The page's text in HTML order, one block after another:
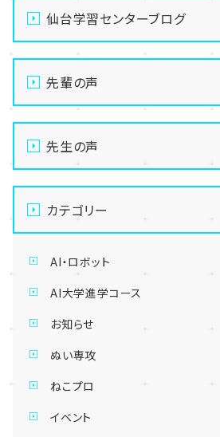
仙台学習センターブログ
先輩の声
先生の声
カテゴリー
AI・ロボット
AI大学進学コース
お知らせ
ぬい専攻
ねこプロ
イベント